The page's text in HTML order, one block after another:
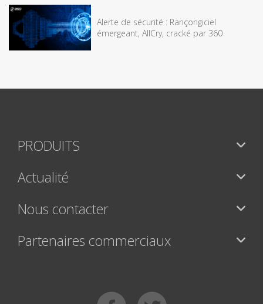
Alerte de sécurité : Rançongiciel
émergeant, AllCry, cracké par 360
PRODUITS
Actualité
Nous contacter
Partenaires commerciaux